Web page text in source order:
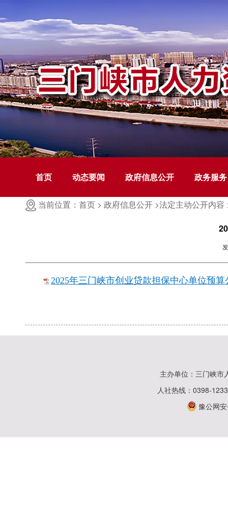
首页 动态要闻 政府信息公开 政务服务
当前位置：首页 > 政府信息公开 >法定主动公开内容
2025年三门峡市创业贷款担保中心单位预算
主办单位：三门峡
人社热线：0398-
豫公网